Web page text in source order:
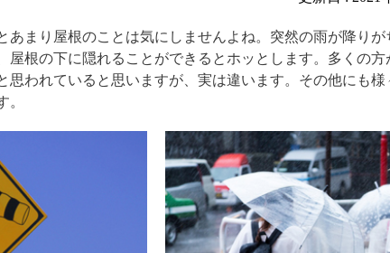
あまり屋根のことは気にしませんよね。突然の雨が降りが
屋根の下に隠れることができるとホッとします。多くの方
思われていると思いますが、実は違います。その他にも様
。